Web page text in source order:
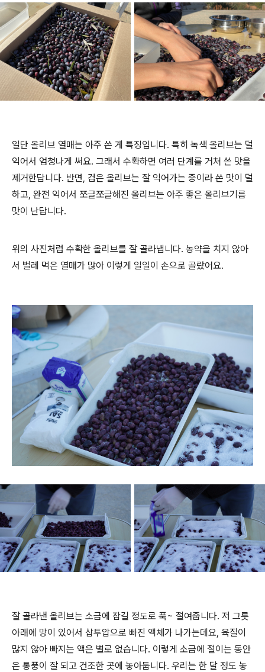
일단 올리브 열매는 아주 쓴 게 특징입니다. 특히 녹색 올리브는 덜
익어서 엄청나게 써요. 그래서 수확하면 여러 단계를 거쳐 쓴 맛을
제거한답니다. 반면, 검은 올리브는 잘 익어가는 중이라 쓴 맛이 덜
하고, 완전 익어서 쪼글쪼글해진 올리브는 아주 좋은 올리브기름
맛이 난답니다.
위의 사진처럼 수확한 올리브를 잘 골라냅니다. 농약을 치지 않아
서 벌레 먹은 열매가 많아 이렇게 일일이 손으로 골랐어요.
잘 골라낸 올리브는 소금에 잠길 정도로 푹~ 절여줍니다. 저 그릇
아래에 망이 있어서 삽투압으로 빠진 액체가 나가는데요, 육질이
많지 않아 빠지는 액은 별로 없습니다. 이렇게 소금에 절이는 동안
은 통풍이 잘 되고 건조한 곳에 놓아둡니다. 우리는 한 달 정도 놓